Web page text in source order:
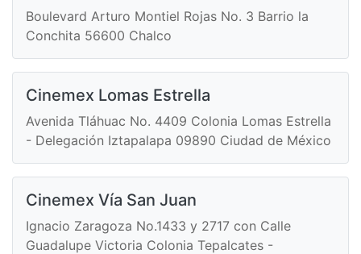
Boulevard Arturo Montiel Rojas No. 3 Barrio la
Conchita 56600 Chalco
Cinemex Lomas Estrella
Avenida Tláhuac No. 4409 Colonia Lomas Estrella
- Delegación Iztapalapa 09890 Ciudad de México
Cinemex Vía San Juan
Ignacio Zaragoza No.1433 y 2717 con Calle
Guadalupe Victoria Colonia Tepalcates -